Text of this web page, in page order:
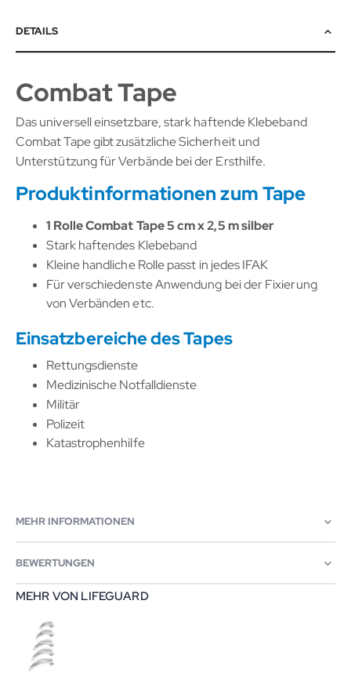
DETAILS
Combat Tape
Das universell einsetzbare, stark haftende Klebeband
Combat Tape gibt zusätzliche Sicherheit und
Unterstützung für Verbände bei der Ersthilfe.
Produktinformationen zum Tape
1 Rolle Combat Tape 5 cm x 2,5 m silber
Stark haftendes Klebeband
Kleine handliche Rolle passt in jedes IFAK
Für verschiedenste Anwendung bei der Fixierung
von Verbänden etc.
Einsatzbereiche des Tapes
Rettungsdienste
Medizinische Notfalldienste
Militär
Polizeit
Katastrophenhilfe
MEHR INFORMATIONEN
BEWERTUNGEN
MEHR VON LIFEGUARD